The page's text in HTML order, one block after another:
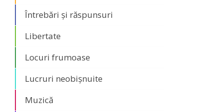
Întrebări și răspunsuri
Libertate
Locuri frumoase
Lucruri neobișnuite
Muzică